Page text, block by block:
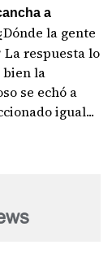
a
la gente
respuesta lo
bien la
se echó a
igual...